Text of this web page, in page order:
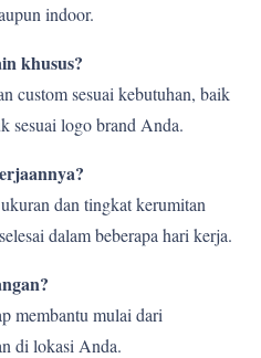
indoor.
khusus?
custom sesuai kebutuhan, baik
sesuai logo brand Anda.
dan tingkat kerumitan
dalam beberapa hari kerja.
membantu mulai dari
di lokasi Anda.